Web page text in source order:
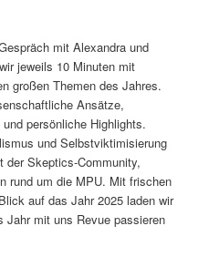
mit Alexandra und
jeweils 10 Minuten mit
großen Themen des Jahres.
Ansätze,
persönliche Highlights.
und Selbstviktimisierung
der Skeptics-Community,
rund um die MPU. Mit frischen
auf das Jahr 2025 laden wir
Jahr mit uns Revue passieren